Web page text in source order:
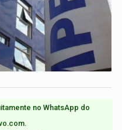
no WhatsApp do